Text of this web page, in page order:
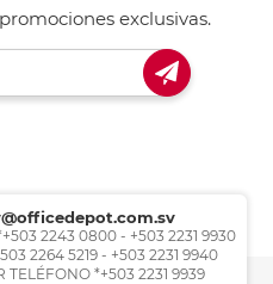
exclusivas.
2243 0800 - +503 2231 9930
2264 5219 - +503 2231 9940
TELÉFONO *+503 2231 9939